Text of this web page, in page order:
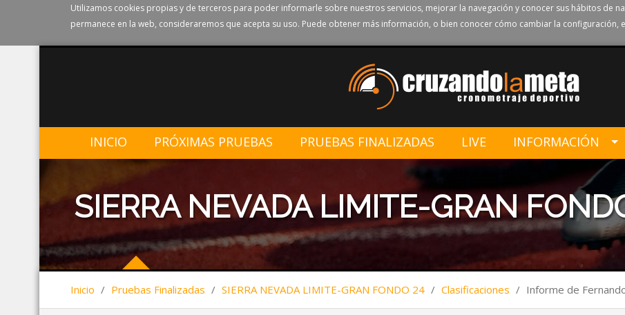
Utilizamos cookies propias y de terceros para poder informarle sobre nuestros servicios, mejorar la navegación y conocer sus hábitos de
permanece en la web, consideraremos que acepta su uso. Puede obtener más información, o bien conocer cómo cambiar la configuración,
INICIO PRÓXIMAS PRUEBAS PRUEBAS FINALIZADAS LIVE INFORMACIÓN
SIERRA NEVADA LIMITE-GRAN
Inicio / Pruebas Finalizadas / SIERRA NEVADA LIMITE-GRAN FONDO 24 / Clasificaciones / Informe de